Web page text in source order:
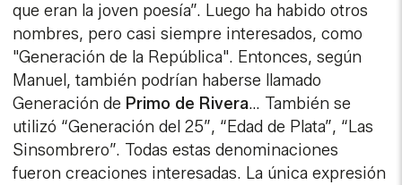
que eran la joven poesía”. Luego ha habido otros
nombres, pero casi siempre interesados, como
"Generación de la República". Entonces, según
Manuel, también podrían haberse llamado
Generación de Primo de Rivera… También se
utilizó “Generación del 25”, “Edad de Plata”, “Las
Sinsombrero”. Todas estas denominaciones
fueron creaciones interesadas. La única expresión